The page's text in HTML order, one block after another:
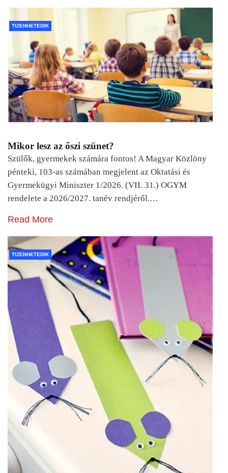
TIZENHETEDIK
Mikor lesz az őszi szünet?
Szülők, gyermekek számára fontos! A Magyar Közlöny
pénteki, 103-as számában megjelent az Oktatási és
Gyermekügyi Miniszter 1/2026. (VII. 31.) OGYM
rendelete a 2026/2027. tanév rendjéről.…
Read More
TIZENHETEDIK